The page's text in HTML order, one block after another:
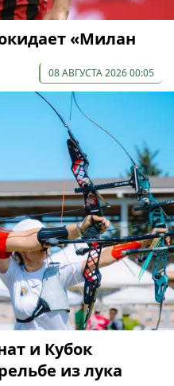
«Милан
08 АВГУСТА 2026 00:05
и Кубок
из лука